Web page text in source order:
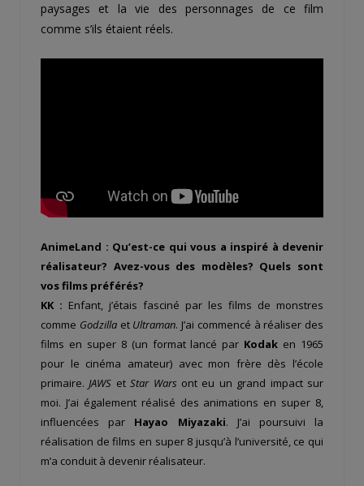
paysages et la vie des personnages de ce film
comme s’ils étaient réels.
AnimeLand : Qu’est-ce qui vous a inspiré à devenir
réalisateur? Avez-vous des modèles? Quels sont
vos films préférés?
KK : Enfant, j’étais fasciné par les films de monstres
comme Godzillaet Ultraman. J’ai commencé à réaliser des
films en super 8 (un format lancé par Kodak en 1965
pour le cinéma amateur) avec mon frère dès l’école
primaire.JAWS etStar Wars ont eu un grand impact sur
moi. J’ai également réalisé des animations en super 8,
influencées par Hayao Miyazaki. J’ai poursuivi la
réalisation de films en super 8 jusqu’à l’université, ce qui
m’a conduit à devenir réalisateur.